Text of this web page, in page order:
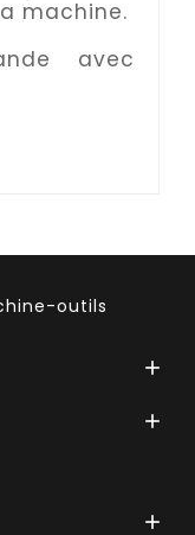
machine.
avec
outils


